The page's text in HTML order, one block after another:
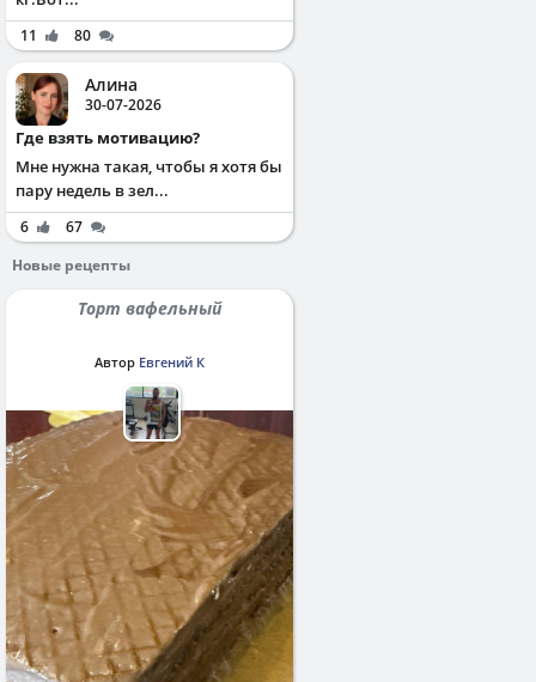
11 80
Алина
30-07-2026
Где взять мотивацию?
Мне нужна такая, чтобы я хотя бы
пару недель в зел...
6
67
Новые рецепты
Торт вафельный
Автор Евгений К